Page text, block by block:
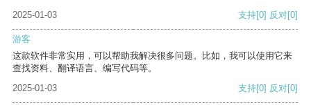
2025-01-03 支持[0] 反对[0]
游客
这款软件非常实用，可以帮助我解决很多问题。比如，我可以使用它来
查找资料、翻译语言、编写代码等。
2025-01-03
支持[0] 反对[0]